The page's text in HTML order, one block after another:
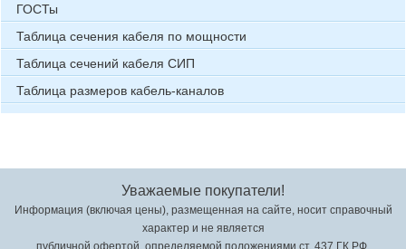
ГОСТы
Таблица сечения кабеля по мощности
Таблица сечений кабеля СИП
Таблица размеров кабель-каналов
Уважаемые покупатели!
Информация (включая цены), размещенная на сайте, носит справочный
характер и не является
публичной офертой, определяемой положениями ст. 437 ГК РФ.